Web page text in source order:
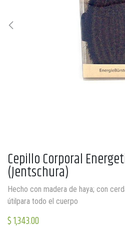
Cepillo Corporal
(Jentschura)
Hecho con madera de haya; con
útilpara todo el cuerpo
$1,343.00